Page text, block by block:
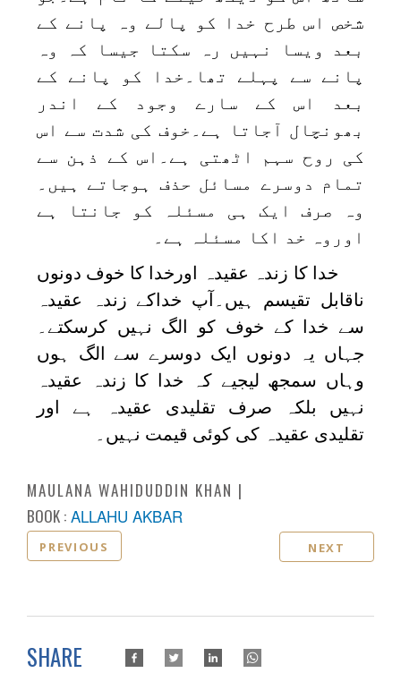
شخص اس طرح خدا کو پالے وہ پانے کے
بعد ویسا نہیں رہ سکتا جیسا کہ وہ
پانے سے پہلے تھا۔خدا کو پانے کے
بعد اس کے سارے وجود کے اندر
بھونچال آجاتا ہے۔خوف کی شدت سے اس
کی روح سہم اٹھتی ہے۔اس کے ذہن سے
تمام دوسرے مسائل حذف ہوجاتے ہیں۔
وہ صرف ایک ہی مسئلہ کو جانتا ہے
اوروہ خد اکا مسئلہ ہے۔
خدا کا زندہ عقیدہ اورخدا کا خوف دونوں
ناقابل تقیسم ہیں۔آپ خداکے زندہ عقیدہ
سے خدا کے خوف کو الگ نہیں کرسکتے۔
جہاں یہ دونوں ایک دوسرے سے الگ ہوں
وہاں سمجھ لیجیے کہ خدا کا زندہ عقیدہ
نہیں بلکہ صرف تقلیدی عقیدہ ہے اور
تقلیدی عقیدہ کی کوئی قیمت نہیں۔
MAULANA WAHIDUDDIN KHAN
BOOK : ALLAHU AKBAR
PREVIOUS NEXT
SHARE